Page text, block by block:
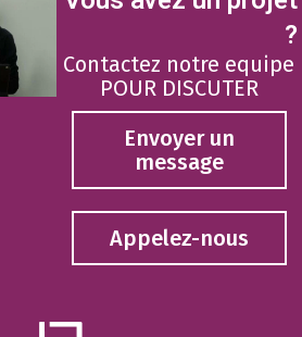
?
Contactez notre equipe
POUR DISCUTER
Envoyer un
message
Appelez-nous